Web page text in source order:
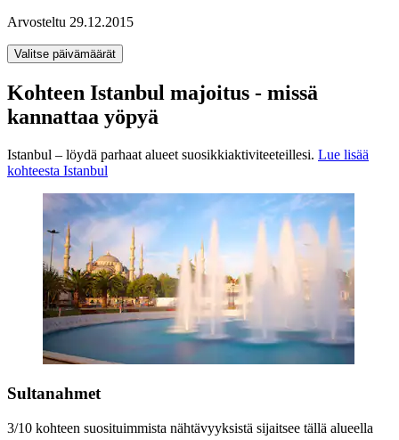
Arvosteltu 29.12.2015
Valitse päivämäärät
Kohteen Istanbul majoitus - missä
kannattaa yöpyä
Istanbul – löydä parhaat alueet suosikkiaktiviteeteillesi. Lue lisää
kohteesta Istanbul
Sultanahmet
3/10 kohteen suosituimmista nähtävyyksistä sijaitsee tällä alueella